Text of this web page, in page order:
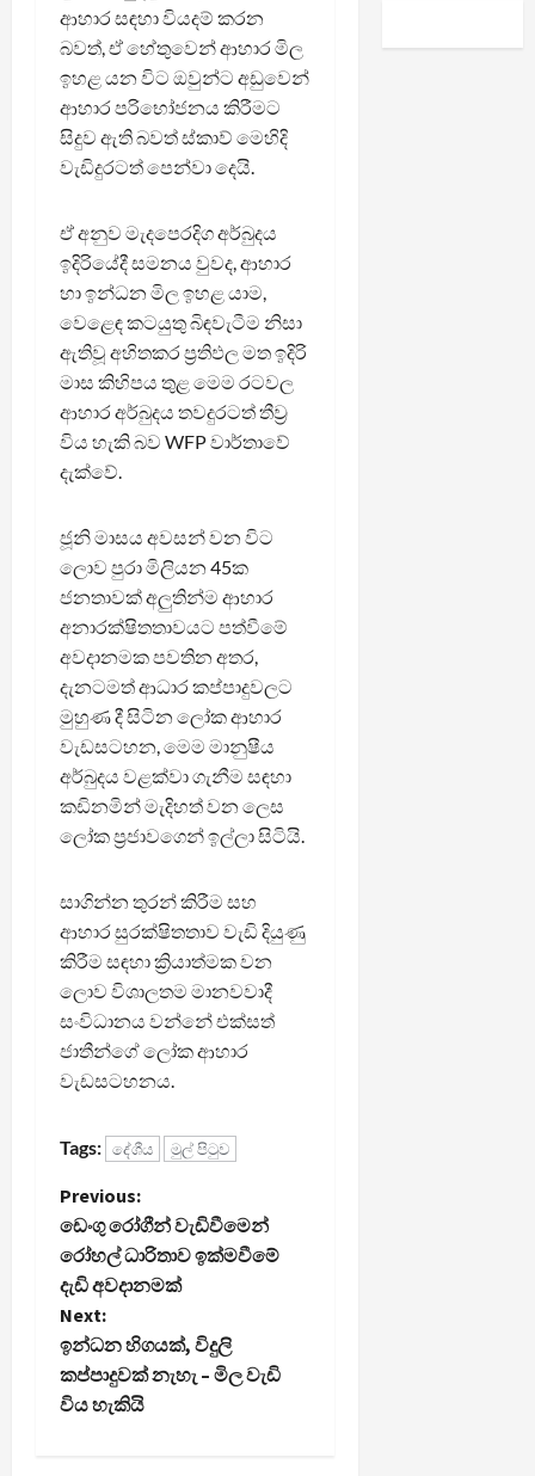
ආහාර සඳහා වියදම් කරන
බවත්, ඒ හේතුවෙන් ආහාර මිල
ඉහළ යන විට ඔවුන්ට අඩුවෙන්
ආහාර පරිභෝජනය කිරීමට
සිදුව ඇති බවත් ස්කාව් මෙහිදි
වැඩිදුරටත් පෙන්වා දෙයි.
ඒ අනුව මැදපෙරදිග අර්බුදය
ඉදිරියේදී සමනය වුවද, ආහාර
හා ඉන්ධන මිල ඉහළ යාම,
වෙළෙඳ කටයුතු බිඳවැටීම නිසා
ඇතිවූ අහිතකර ප්‍රතිඵල මත ඉදිරි
මාස කිහිපය තුළ මෙම රටවල
ආහාර අර්බුදය තවදුරටත් තීව්‍ර
විය හැකි බව WFP වාර්තාවේ
දැක්වේ.
ජූනි මාසය අවසන් වන විට
ලොව පුරා මිලියන 45ක
ජනතාවක් අලුතින්ම ආහාර
අනාරක්ෂිතතාවයට පත්වීමේ
අවදානමක පවතින අතර,
දැනටමත් ආධාර කප්පාදුවලට
මුහුණ දී සිටින ලෝක ආහාර
වැඩසටහන, මෙම මානුෂීය
අර්බුදය වළක්වා ගැනීම සඳහා
කඩිනමින් මැදිහත් වන ලෙස
ලෝක ප්‍රජාවගෙන් ඉල්ලා සිටියි.
සාගින්න තුරන් කිරීම සහ
ආහාර සුරක්ෂිතතාව වැඩි දියුණු
කිරීම සඳහා ක්‍රියාත්මක වන
ලොව විශාලතම මානවවාදී
සංවිධානය වන්නේ එක්සත්
ජාතීන්ගේ ලෝක ආහාර
වැඩසටහනය.
Tags: දේශීය මුල් පිටුව
P
o
s
t
n
Previous:
ඩෙංගු රෝගීන් වැඩිවීමෙන්
රෝහල් ධාරිතාව ඉක්මවීමේ
දැඩි අවදානමක්
Next:
ඉන්ධන හිගයක්, විදුලි
කප්පාදුවක් නැහැ – මිල වැඩි
විය හැකියි